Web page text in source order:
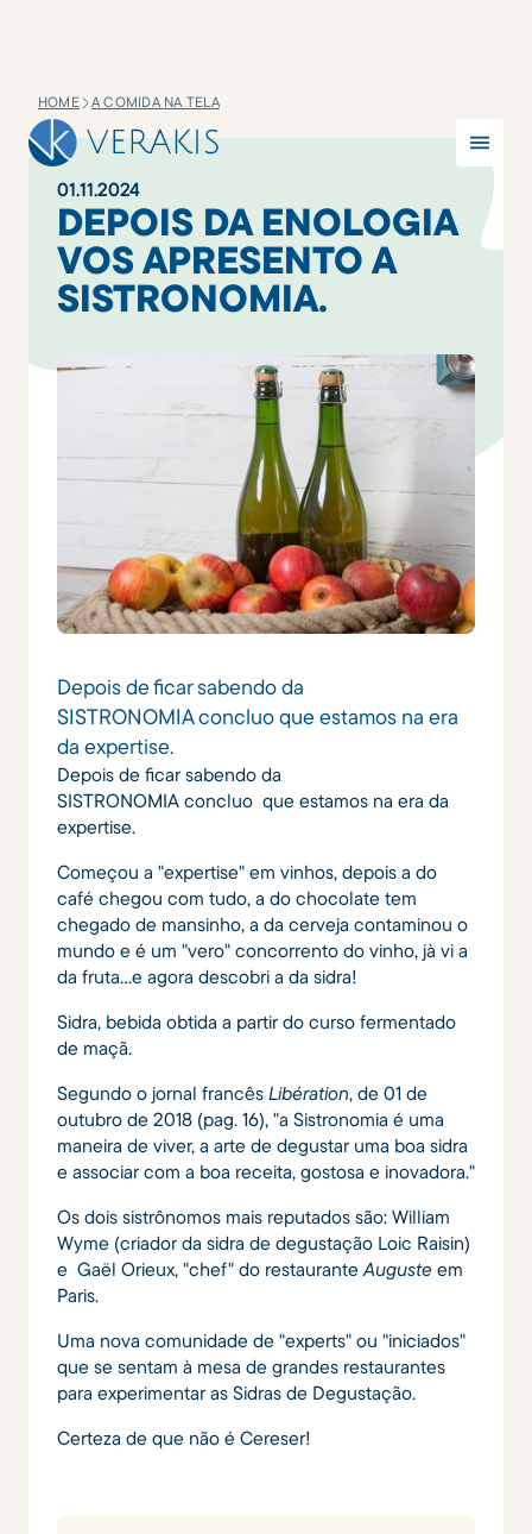
HOME A COMIDA NA TELA
01.11.2024
DEPOIS DA ENOLOGIA
VOS APRESENTO A
SISTRONOMIA.
Depois de ficar sabendo da
SISTRONOMIA concluo que estamos na era
da expertise.
Depois de ficar sabendo da
SISTRONOMIA concluo que estamos na era da
expertise.
Começou a "expertise" em vinhos, depois a do
café chegou com tudo, a do chocolate tem
chegado de mansinho, a da cerveja contaminou o
mundo e é um "vero" concorrento do vinho, jà vi a
da fruta...e agora descobri a da sidra!
Sidra, bebida obtida a partir do curso fermentado
de maçã.
Segundo o jornal francês Libération, de 01 de
outubro de 2018 (pag. 16), "a Sistronomia é uma
maneira de viver, a arte de degustar uma boa sidra
e associar com a boa receita, gostosa e inovadora."
Os dois sistrônomos mais reputados são: William
Wyme (criador da sidra de degustação Loic Raisin)
e Gaël Orieux, "chef" do restaurante Auguste em
Paris.
Uma nova comunidade de "experts" ou "iniciados"
que se sentam à mesa de grandes restaurantes
para experimentar as Sidras de Degustação.
Certeza de que não é Cereser!